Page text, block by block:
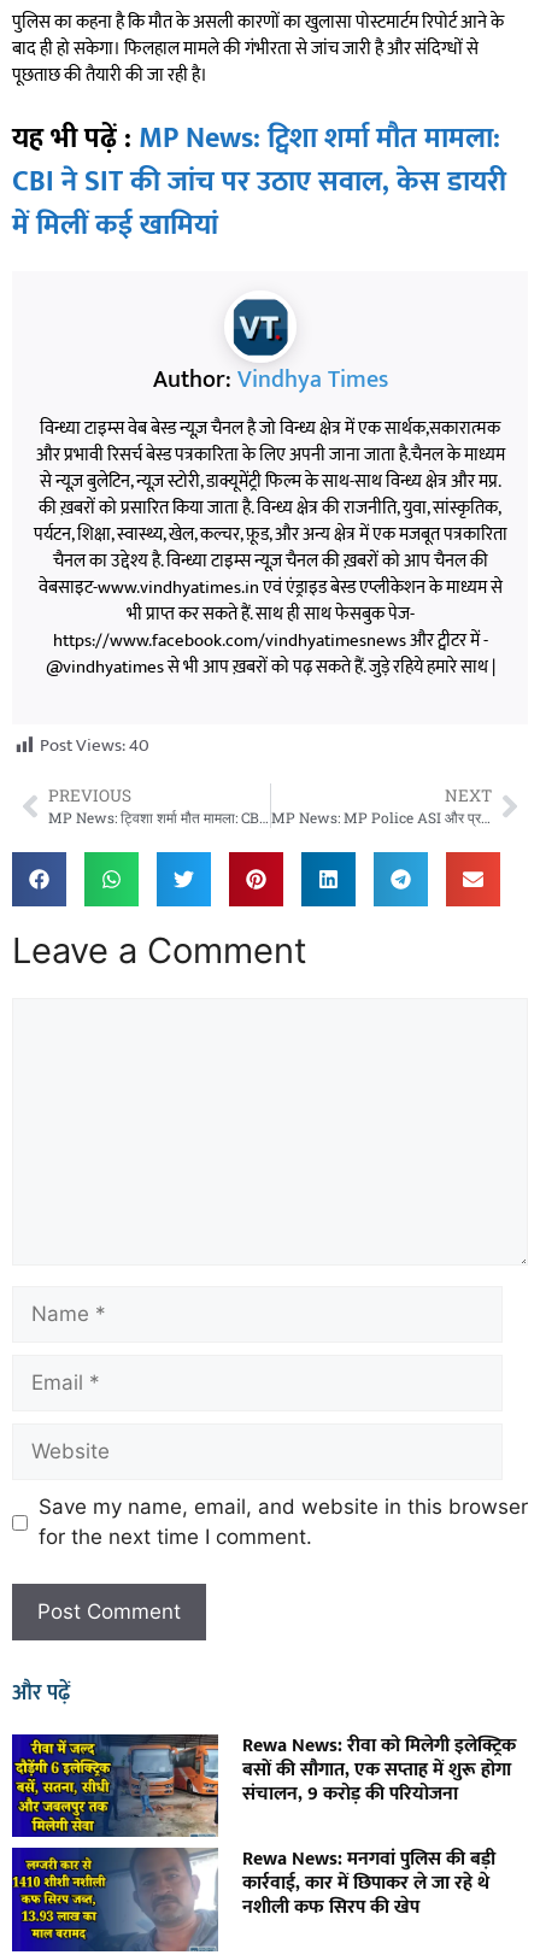
पुलिस का कहना है कि मौत के असली कारणों का खुलासा पोस्टमार्टम रिपोर्ट आने के
बाद ही हो सकेगा। फिलहाल मामले की गंभीरता से जांच जारी है और संदिग्धों से
पूछताछ की तैयारी की जा रही है।
यह भी पढ़ें : MP News: ट्विशा शर्मा मौत मामला:
CBI ने SIT की जांच पर उठाए सवाल, केस डायरी
में मिलीं कई खामियां
Author:Vindhya Times
विन्ध्या टाइम्स वेब बेस्ड न्यूज़ चैनल है जो विन्ध्य क्षेत्र में एक सार्थक,सकारात्मक
और प्रभावी रिसर्च बेस्ड पत्रकारिता के लिए अपनी जाना जाता है.चैनल के माध्यम
से न्यूज़ बुलेटिन, न्यूज़ स्टोरी, डाक्यूमेंट्री फिल्म के साथ-साथ विन्ध्य क्षेत्र और मप्र.
की ख़बरों को प्रसारित किया जाता है. विन्ध्य क्षेत्र की राजनीति, युवा, सांस्कृतिक,
पर्यटन, शिक्षा, स्वास्थ्य, खेल, कल्चर, फ़ूड, और अन्य क्षेत्र में एक मजबूत पत्रकारिता
चैनल का उद्देश्य है. विन्ध्या टाइम्स न्यूज़ चैनल की ख़बरों को आप चैनल की
वेबसाइट-www.vindhyatimes.in एवं एंड्राइड बेस्ड एप्लीकेशन के माध्यम से
भी प्राप्त कर सकते हैं. साथ ही साथ फेसबुक पेज-
https://www.facebook.com/vindhyatimesnews और ट्वीटर में -
@vindhyatimes से भी आप ख़बरों को पढ़ सकते हैं. जुड़े रहिये हमारे साथ |
Post Views:40
PREVIOUS
MP News: ट्विशा शर्मा मौत मामला: CBI ने SIT की जांच पर उठाए सवाल, केस डायरी में मिलीं कई खामियां
NEXT
MP News: MP Police ASI और प्रधान आरक्षक भर्ती: शारीरिक दक्षता परीक्षा की तारीख घोषित, 7 जून से होंगे फिजिकल टेस्ट
Leave a Comment
Save my name, email, and website in this browser
for the next time I comment.
और पढ़ें
Rewa News: रीवा को मिलेगी इलेक्ट्रिक
बसों की सौगात, एक सप्ताह में शुरू होगा
संचालन, 9 करोड़ की परियोजना
Rewa News: मनगवां पुलिस की बड़ी
कार्रवाई, कार में छिपाकर ले जा रहे थे
नशीली कफ सिरप की खेप